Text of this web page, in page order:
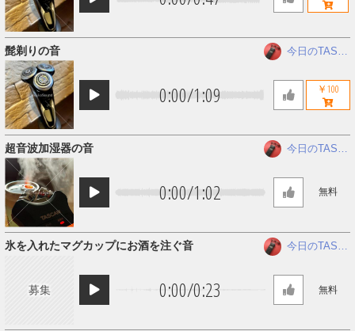
0:00/1:09
髭剃りの音
今日のTASC
￥100
0:00/1:02
超音波加湿器の音
今日のTASC
無料
募集 0:00/0:23
氷を入れたマグカップにお酒を注ぐ音
今日のTASC
無料